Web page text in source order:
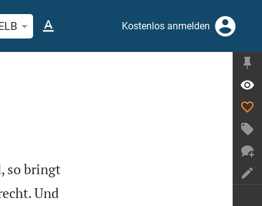
oder Begriff suchen
Kostenlos anmelden
so bringt
Und